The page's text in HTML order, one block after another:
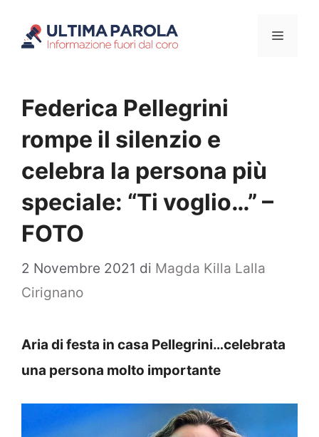
Menu
Federica Pellegrini
rompe il silenzio e
celebra la persona più
speciale: “Ti voglio…” –
FOTO
2 Novembre 2021 di Magda Killa Lalla
Cirignano
Aria di festa in casa Pellegrini…celebrata
una persona molto importante